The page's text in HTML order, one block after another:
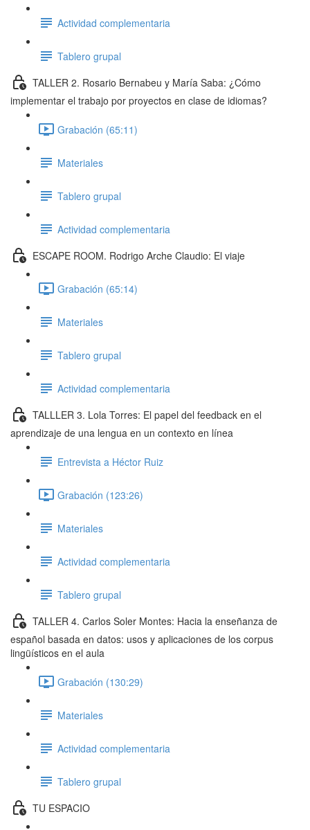
Actividad complementaria
Tablero grupal
TALLER 2. Rosario Bernabeu y María Saba: ¿Cómo
implementar el trabajo por proyectos en clase de idiomas?
Grabación (65:11)
Materiales
Tablero grupal
Actividad complementaria
ESCAPE ROOM. Rodrigo Arche Claudio: El viaje
Grabación (65:14)
Materiales
Tablero grupal
Actividad complementaria
TALLLER 3. Lola Torres: El papel del feedback en el
aprendizaje de una lengua en un contexto en línea
Entrevista a Héctor Ruiz
Grabación (123:26)
Materiales
Actividad complementaria
Tablero grupal
TALLER 4. Carlos Soler Montes: Hacia la enseñanza de
español basada en datos: usos y aplicaciones de los corpus
lingüísticos en el aula
Grabación (130:29)
Materiales
Actividad complementaria
Tablero grupal
TU ESPACIO